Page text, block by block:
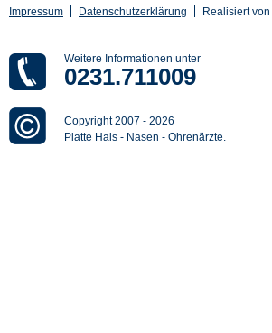
Impressum
Datenschutzerklärung Realisiert von
Weitere Informationen unter
0231.711009
Copyright 2007 - 2026
Platte Hals - Nasen - Ohrenärzte.